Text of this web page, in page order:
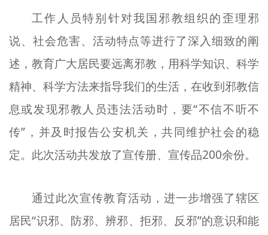
工作人员特别针对我国邪教组织的歪理邪
说、社会危害、活动特点等进行了深入细致的阐
述，教育广大居民要远离邪教，用科学知识、科学
精神、科学方法来指导我们的生活，在收到邪教信
息或发现邪教人员违法活动时，要“不信不听不
传”，并及时报告公安机关，共同维护社会的稳
定。此次活动共发放了宣传册、宣传品200余份。
通过此次宣传教育活动，进一步增强了辖区
居民“识邪、防邪、辨邪、拒邪、反邪”的意识和能